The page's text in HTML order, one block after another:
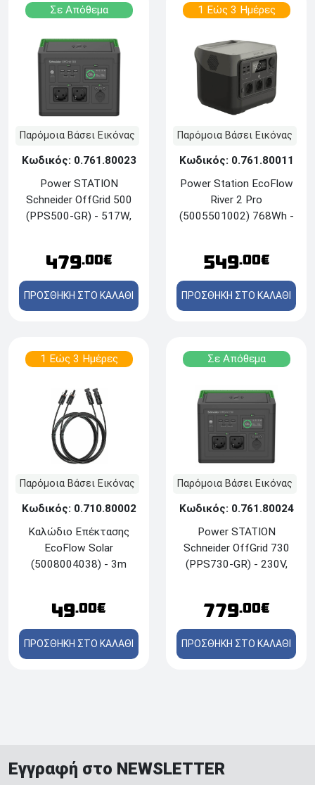
Σε Απόθεμα
Παρόμοια Βάσει Εικόνας
Κωδικός: 0.761.80023
Power STATION
Schneider OffGrid 500
(PPS500-GR) - 517W,
479.00€
ΠΡΟΣΘΗΚΗ ΣΤΟ ΚΑΛΑΘΙ
1 Εώς 3 Ημέρες
Παρόμοια Βάσει Εικόνας
Κωδικός: 0.761.80011
Power Station EcoFlow
River 2 Pro
(5005501002) 768Wh -
549.00€
ΠΡΟΣΘΗΚΗ ΣΤΟ ΚΑΛΑΘΙ
1 Εώς 3 Ημέρες
Παρόμοια Βάσει Εικόνας
Κωδικός: 0.710.80002
Καλώδιο Επέκτασης
EcoFlow Solar
(5008004038) - 3m
49.00€
ΠΡΟΣΘΗΚΗ ΣΤΟ ΚΑΛΑΘΙ
Σε Απόθεμα
Παρόμοια Βάσει Εικόνας
Κωδικός: 0.761.80024
Power STATION
Schneider OffGrid 730
(PPS730-GR) - 230V,
779.00€
ΠΡΟΣΘΗΚΗ ΣΤΟ ΚΑΛΑΘΙ
Εγγραφή στο NEWSLETTER